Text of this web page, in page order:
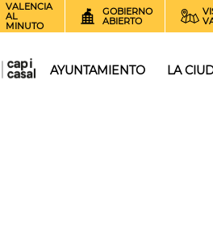
VALENCIA
AL
MINUTO
GOBIERNO
ABIERTO
AYUNTAMIENTO LA